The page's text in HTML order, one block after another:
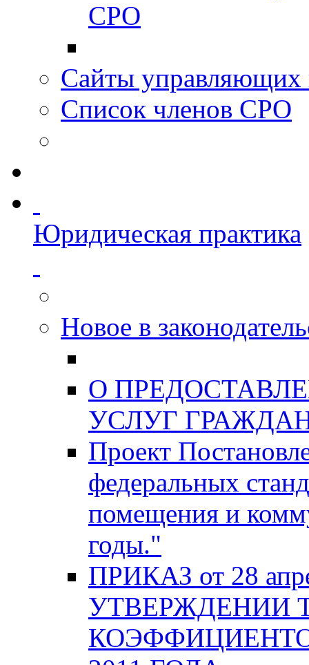
СРО
Сайты
Список членов СРО
Юридическая практика
Новое в
О
УСЛУГ
Проект
федеральных
помещения и
годы."
ПРИКАЗ от 28
УТВЕРЖДЕНИИ